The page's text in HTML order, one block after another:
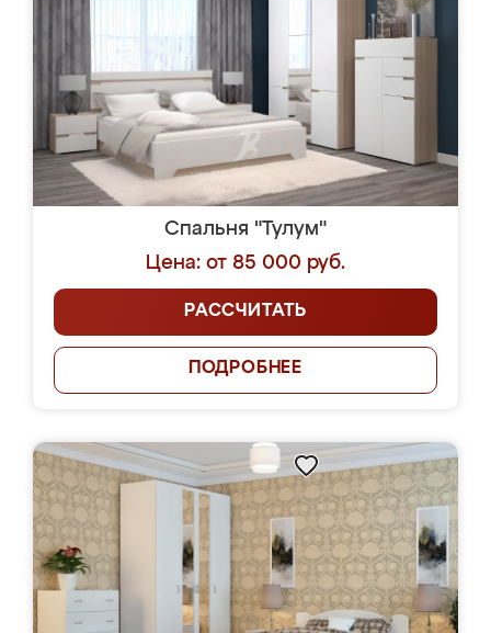
Спальня "Тулум"
Цена: от 85 000 руб.
РАССЧИТАТЬ
ПОДРОБНЕЕ